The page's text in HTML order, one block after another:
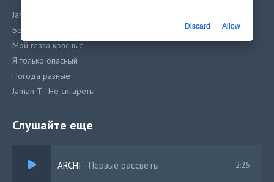
Jaman T - Не сигареты
Бейби я тебя закручу
Мой глаза красные
Я только опасный
Погода разные
Jaman T - Не сигареты
Слушайте еще
ARCHI - Первые рассветы 2:26
Discard Allow